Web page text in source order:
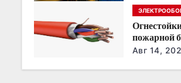
а
пожарной
нужно
Авг 14,